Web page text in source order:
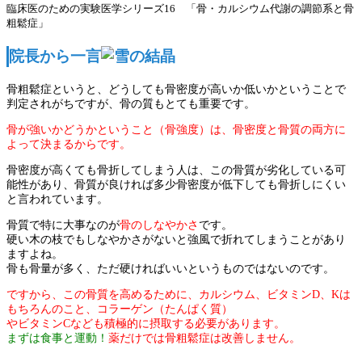
臨床医のための実験医学シリーズ16 「骨・カルシウム代謝の調節系と骨
粗鬆症」
院長から一言
骨粗鬆症というと、どうしても骨密度が高いか低いかということで
判定されがちですが、骨の質もとても重要です。
骨が強いかどうかということ（骨強度）は、骨密度と骨質の両方に
よって決まるからです。
骨密度が高くても骨折してしまう人は、この骨質が劣化している可
能性があり、骨質が良ければ多少骨密度が低下しても骨折しにくい
と言われています。
骨質で特に大事なのが骨のしなやかさ です。
硬い木の枝でもしなやかさがないと強風で折れてしまうことがあり
ますよね。
骨も骨量が多く、ただ硬ければいいというものではないのです。
ですから、この骨質を高めるために、カルシウム、ビタミンD、Kは
もちろんのこと、コラーゲン（たんぱく質）
やビタミンCなども積極的に摂取する必要があります。
まずは食事と運動！ 薬だけでは骨粗鬆症は改善しません。